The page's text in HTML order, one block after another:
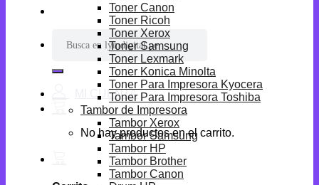
por:
No hay productos en el carrito.
Toner Canon
Toner Ricoh
Toner Xerox
Toner Samsung
Toner Lexmark
Toner Konica Minolta
Toner Para Impresora Kyocera
Toner Para Impresora Toshiba
Tambor de Impresora
Tambor Xerox
Tambor Samsung
Tambor HP
Tambor Brother
Tambor Canon